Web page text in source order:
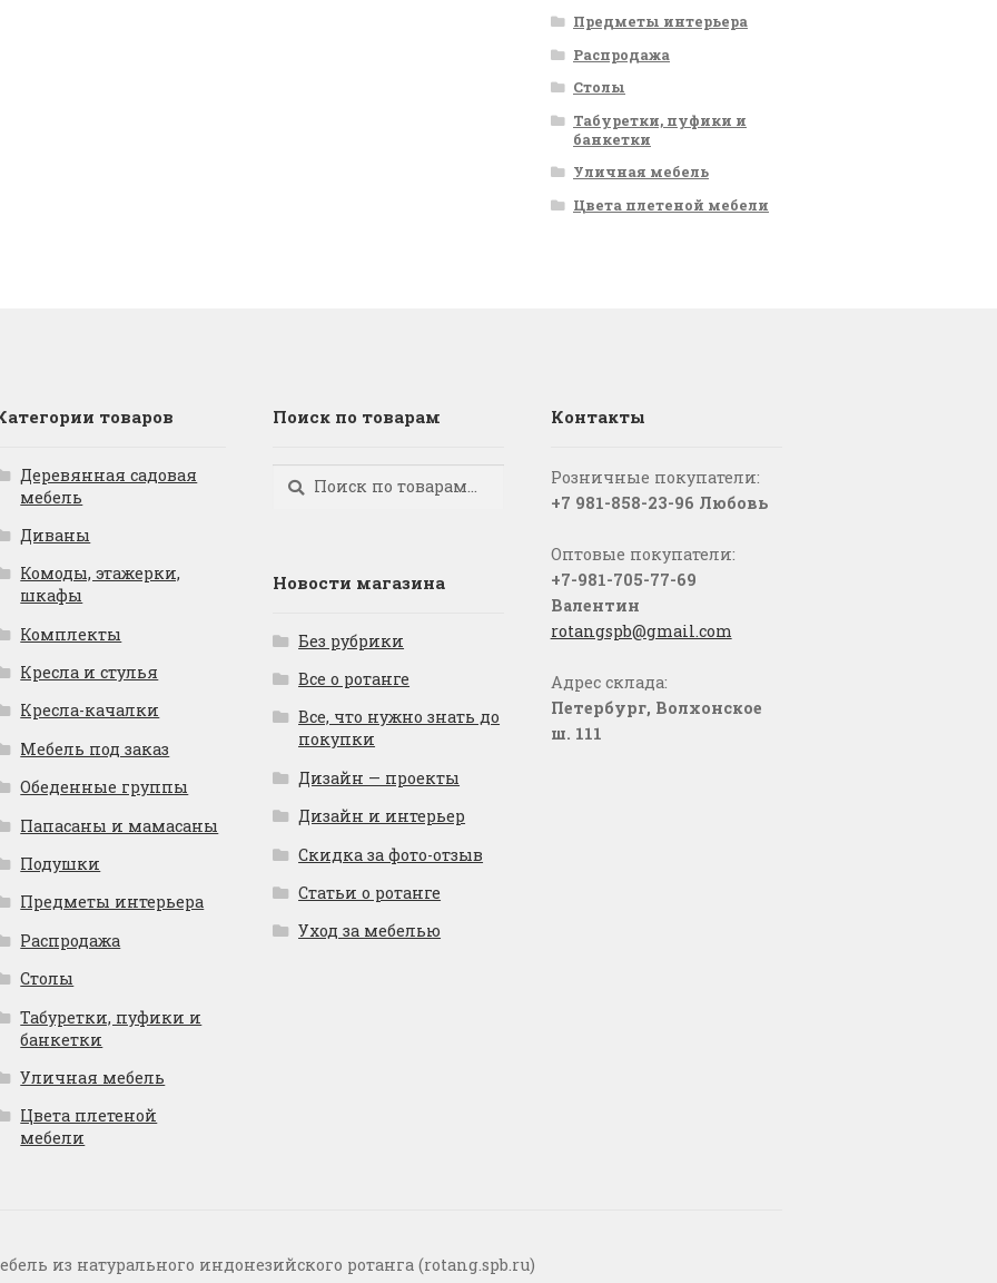
Предметы интерьера
Распродажа
Столы
Табуретки, пуфики и
банкетки
Уличная мебель
Цвета плетеной мебели
товаров
Деревянная садовая
мебель
Диваны
Комоды, этажерки,
шкафы
Комплекты
Кресла и стулья
Кресла-качалки
Мебель под заказ
Обеденные группы
Папасаны и мамасаны
Подушки
Предметы интерьера
Распродажа
Столы
Табуретки, пуфики и
банкетки
Уличная мебель
Цвета плетеной
мебели
Поиск по товарам
Искать:
Поиск
Новости магазина
Без рубрики
Все о ротанге
Все, что нужно знать до
покупки
Дизайн — проекты
Дизайн и интерьер
Скидка за фото-отзыв
Статьи о ротанге
Уход за мебелью
Контакты
Розничные покупатели:
+7 981-858-23-96 Любовь
Оптовые покупатели:
+7-981-705-77-69
Валентин
rotangspb@gmail.com
Адрес склада:
Петербург, Волхонское
ш. 111
из натурального индонезийского ротанга (rotang.spb.ru)